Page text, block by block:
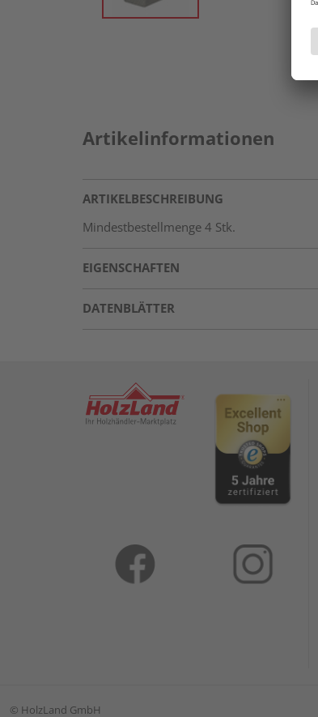
Artikelinformationen
ARTIKELBESCHREIBUNG
Mindestbestellmenge 4 Stk.
EIGENSCHAFTEN
DATENBLÄTTER
© HolzLand GmbH